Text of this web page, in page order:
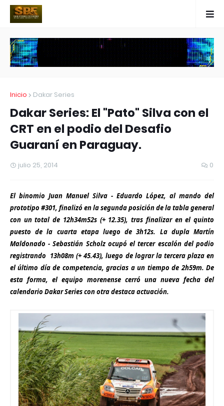
Inicio Dakar Series
Dakar Series: El "Pato" Silva con el
CRT en el podio del Desafio
Guaraní en Paraguay.
julio 25, 2014 0
El binomio Juan Manuel Silva - Eduardo López, al mando del
prototipo #301, finalizó en la segunda posición de la tabla general
con un total de 12h34m52s (+ 12.35), tras finalizar en el quinto
puesto de la cuarta etapa luego de 3h12s. La dupla Martín
Maldonado - Sebastián Scholzocupó el tercer escalón del podio
registrando 13h08m (+45.43), luego de lograr la tercera plaza en
elúltimo día de competencia, gracias a un tiempo de 2h59m. De
esta forma, el equipo morenense cerró una nueva fecha del
calendario Dakar Series con otra destaca actuación.